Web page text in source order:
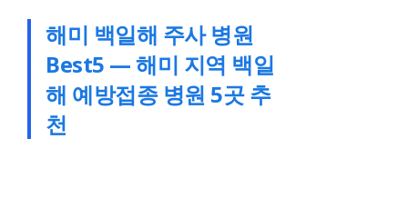
해미 백일해 주사 병원
Best5 — 해미 지역 백일
해 예방접종 병원 5곳 추
천